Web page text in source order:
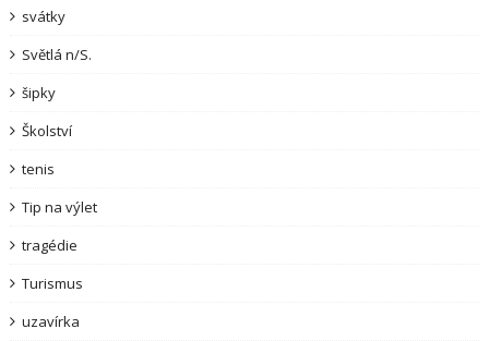
svátky
Světlá n/S.
šipky
Školství
tenis
Tip na výlet
tragédie
Turismus
uzavírka